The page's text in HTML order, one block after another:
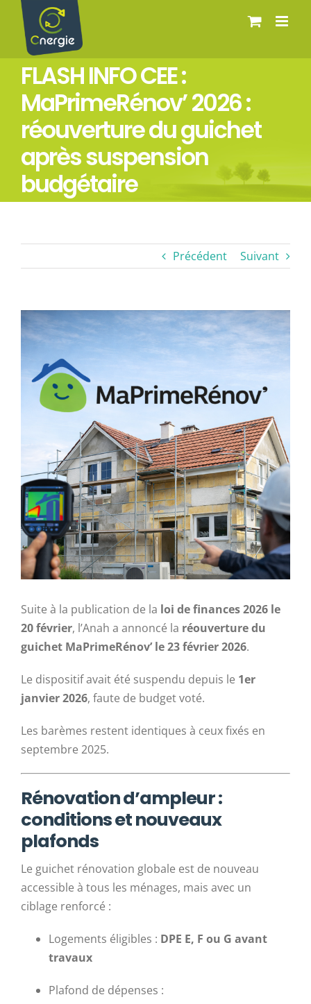
Passer
contenu
FLASH INFO CEE :
MaPrimeRénov’ 2026 :
réouverture du guichet
après suspension
budgétaire
Précédent Suivant
Voir
l'image
agrandie
Suite à la publication de la loi de finances 2026 le
20 février, l’Anah a annoncé la réouverture du
guichet MaPrimeRénov’ le 23 février 2026.
Le dispositif avait été suspendu depuis le 1er
janvier 2026, faute de budget voté.
Les barèmes restent identiques à ceux fixés en
septembre 2025.
Rénovation d’ampleur :
conditions et nouveaux
plafonds
Le guichet rénovation globale est de nouveau
accessible à tous les ménages, mais avec un
ciblage renforcé :
Logements éligibles : DPE E, F ou G avant
travaux
Plafond de dépenses :